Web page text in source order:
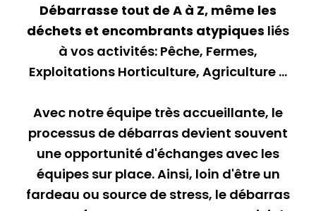
Débarrasse tout de A à Z, même les
déchets et encombrants atypiques liés
à vos activités: Pêche, Fermes,
Exploitations Horticulture, Agriculture ...
Avec notre équipe très accueillante, le
processus de débarras devient souvent
une opportunité d'échanges avec les
équipes sur place. Ainsi, loin d'être un
fardeau ou source de stress, le débarras